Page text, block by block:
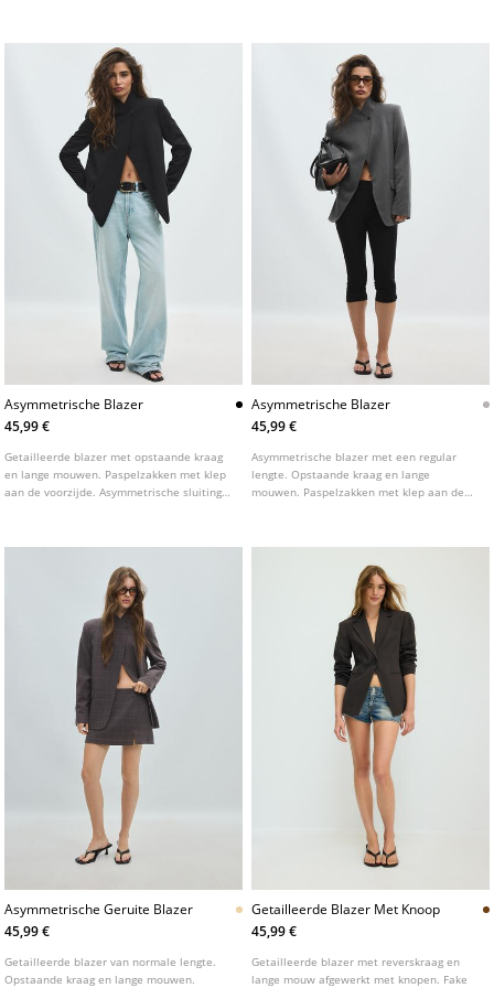
zijkanten. Elastische zoom. Ritssluiting
aan de voorkant met metalen rits.
Asymmetrische Blazer
45,99 €
Getailleerde blazer met opstaande kraag
en lange mouwen. Paspelzakken met klep
aan de voorzijde. Asymmetrische sluiting
Asymmetrische Blazer
45,99 €
Asymmetrische blazer met een regular
lengte. Opstaande kraag en lange
mouwen. Paspelzakken met klep aan de
Asymmetrische Geruite Blazer
45,99 €
Getailleerde blazer van normale lengte.
Opstaande kraag en lange mouwen.
Getailleerde Blazer Met Knoop
45,99 €
Getailleerde blazer met reverskraag en
lange mouw afgewerkt met knopen. Fake